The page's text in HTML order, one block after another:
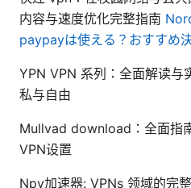
内容与速度优化完整指南
paypayは使える？おすすめ
YPN VPN 系列：全面解读与
私与自由
Mullvad download：全面指
VPN设置
Npv加速器: VPNs 领域的完